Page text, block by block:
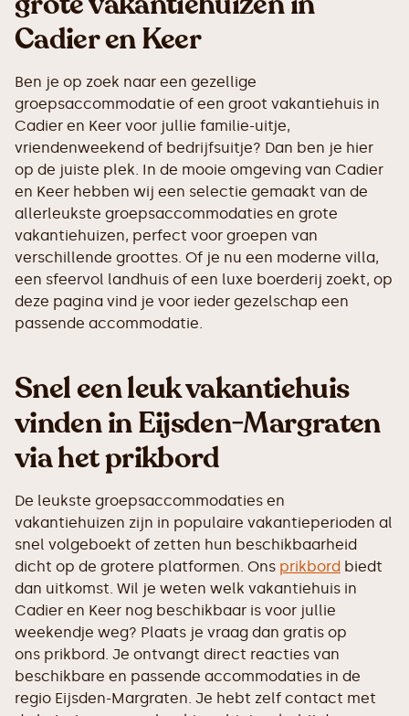
Cadier en Keer
Ben je op zoek naar een gezellige
groepsaccommodatie of een groot vakantiehuis in
Cadier en Keer voor jullie familie-uitje,
vriendenweekend of bedrijfsuitje? Dan ben je hier
op de juiste plek. In de mooie omgeving van Cadier
en Keer hebben wij een selectie gemaakt van de
allerleukste groepsaccommodaties en grote
vakantiehuizen, perfect voor groepen van
verschillende groottes. Of je nu een moderne villa,
een sfeervol landhuis of een luxe boerderij zoekt, op
deze pagina vind je voor ieder gezelschap een
passende accommodatie.
Snel een leuk vakantiehuis
vinden in Eijsden-Margraten
via het prikbord
De leukste groepsaccommodaties en
vakantiehuizen zijn in populaire vakantieperioden al
snel volgeboekt of zetten hun beschikbaarheid
dicht op de grotere platformen. Ons prikbord biedt
dan uitkomst. Wil je weten welk vakantiehuis in
Cadier en Keer nog beschikbaar is voor jullie
weekendje weg? Plaats je vraag dan gratis op
ons prikbord. Je ontvangt direct reacties van
beschikbare en passende accommodaties in de
regio Eijsden-Margraten. Je hebt zelf contact met